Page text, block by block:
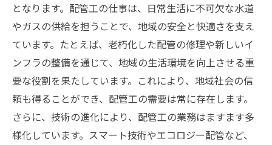
となります。配管工の仕事は、日常生活に不可欠な水道
やガスの供給を担うことで、地域の安全と快適さを支え
ています。たとえば、老朽化した配管の修理や新しいイ
ンフラの整備を通じて、地域の生活環境を向上させる重
要な役割を果たしています。これにより、地域社会の信
頼も得ることができ、配管工の需要は常に存在します。
さらに、技術の進化により、配管工の業務はますます多
様化しています。スマート技術やエコロジー配管など、